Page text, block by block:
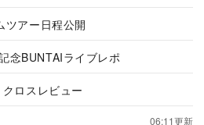
ツアー日程公開
念BUNTAIライブレポ
ロスレビュー
06:11更新